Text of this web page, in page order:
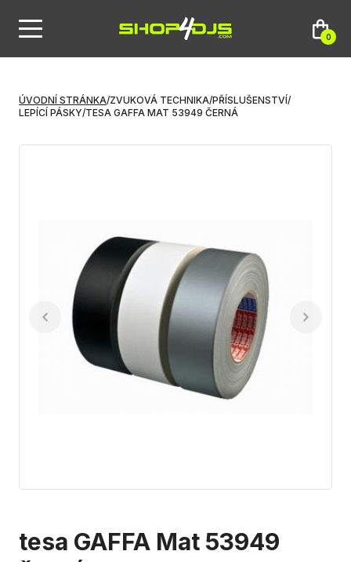
0
ÚVODNÍ STRÁNKA/ZVUKOVÁ TECHNIKA/PŘÍSLUŠENSTVÍ/
LEPÍCÍ PÁSKY/TESA GAFFA MAT 53949 ČERNÁ
tesa GAFFA Mat 53949